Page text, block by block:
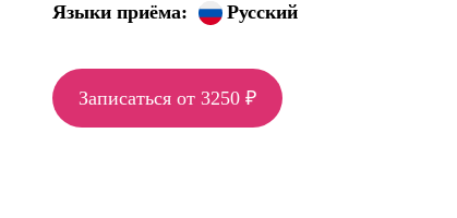
Языки приёма:
Русский
Записаться от 3250 ₽